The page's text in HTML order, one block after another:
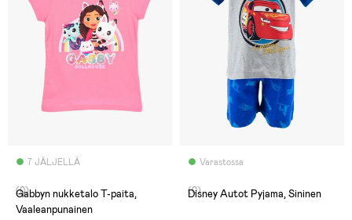
7 JÄLJELLÄ
(0)
Gabbyn nukketalo T-paita,
Vaaleanpunainen
Varastossa
(0)
Disney Autot Pyjama, Sininen